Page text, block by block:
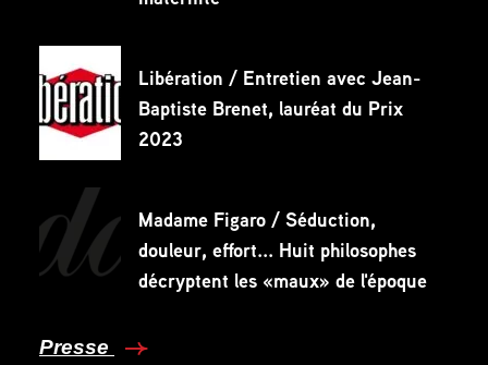
Libération / Entretien avec Jean-
Baptiste Brenet, lauréat du Prix
2023
Madame Figaro / Séduction,
douleur, effort... Huit philosophes
décryptent les «maux» de l'époque
Presse